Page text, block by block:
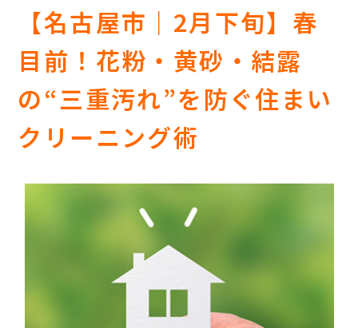
【名古屋市｜2月下旬】春
目前！花粉・黄砂・結露
の“三重汚れ”を防ぐ住まい
クリーニング術